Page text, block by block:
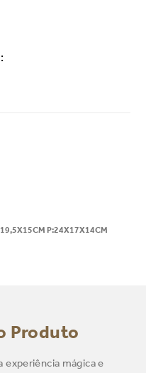
P:24X17X14CM
Produto
mágica e